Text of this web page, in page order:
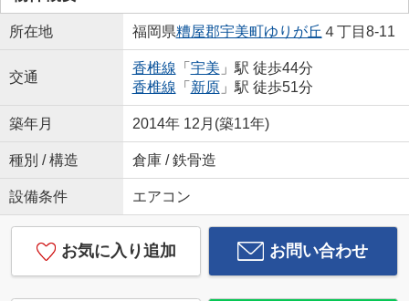
所在地 福岡県糟屋郡宇美町ゆりが丘 ４丁目8-11
交通
香椎線 「 宇美 」駅 徒歩44分
香椎線 「 新原」駅 徒歩51分
築年月 2014年 12月(築11年)
種別 / 構造 倉庫 / 鉄骨造
設備条件 エアコン
お気に入り追加 お問い合わせ